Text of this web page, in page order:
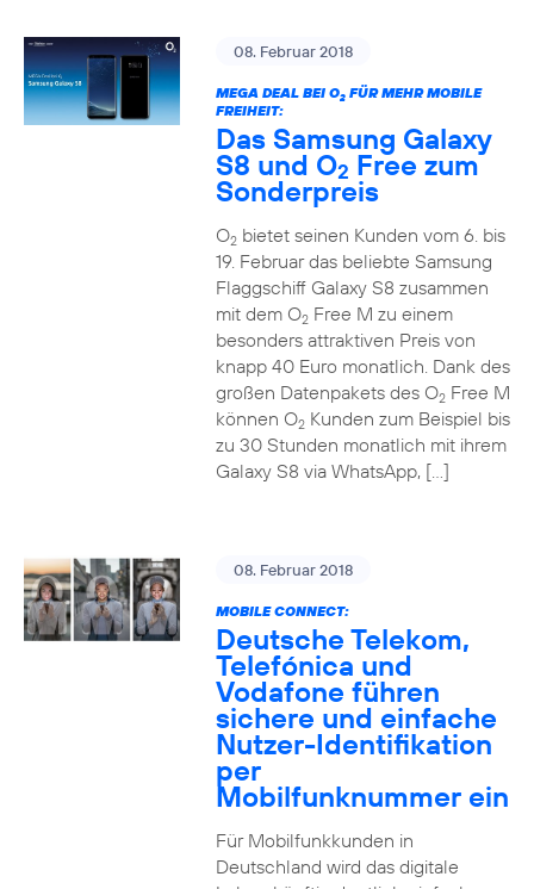
08. Februar 2018
MEGA DEAL BEI O2FÜR MEHR MOBILE
FREIHEIT:
Das Samsung Galaxy
S8 und O2 Free zum
Sonderpreis
O2bietet seinen Kunden vom 6. bis
19. Februar das beliebte Samsung
Flaggschiff Galaxy S8 zusammen
mit dem O2Free M zu einem
besonders attraktiven Preis von
knapp 40 Euro monatlich. Dank des
großen Datenpakets des O2Free M
können O2Kunden zum Beispiel bis
zu 30 Stunden monatlich mit ihrem
Galaxy S8 via WhatsApp, […]
08. Februar 2018
MOBILE CONNECT:
Deutsche Telekom,
Telefónica und
Vodafone führen
sichere und einfache
Nutzer-Identifikation
per
Mobilfunknummer ein
Für Mobilfunkkunden in
Deutschland wird das digitale